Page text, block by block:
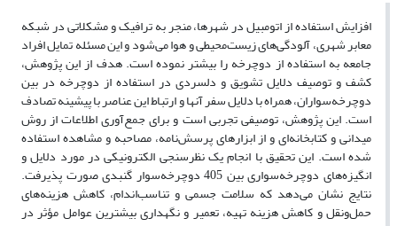
افزایش استفاده از اتومبیل در شهرها، منجر به ترافیک و مشکلاتی در شبکه
معابر شهری، آلودگی‌های زیست‌محیطی و هوا می‌شود و این مسئله تمایل افراد
جامعه به استفاده از دوچرخه را بیشتر نموده است. هدف از این پژوهش،
کشف و توصیف دلایل تشویق و دلسردی در استفاده از دوچرخه در بین
دوچرخه‌سواران، همراه با دلایل سفر آنها و ارتباط این عناصر با پیشینه تصادف
است. این پژوهش، توصیفی تجربی است و برای جمع‌آوری اطلاعات از روش
میدانی و کتابخانه‌ای و از ابزارهای پرسش‌نامه، مصاحبه و مشاهده استفاده
شده است. این تحقیق با انجام یک نظرسنجی الکترونیکی در مورد دلایل و
انگیزه‌های دوچرخه‌سواری بین 405 دوچرخه‌سوار گنبدی صورت پذیرفت.
نتایج نشان می‌دهد که سلامت جسمی و تناسب‌اندام، کاهش هزینه‌های
حمل‌ونقل و کاهش هزینه تهیه، تعمیر و نگهداری بیشترین عوامل مؤثر در